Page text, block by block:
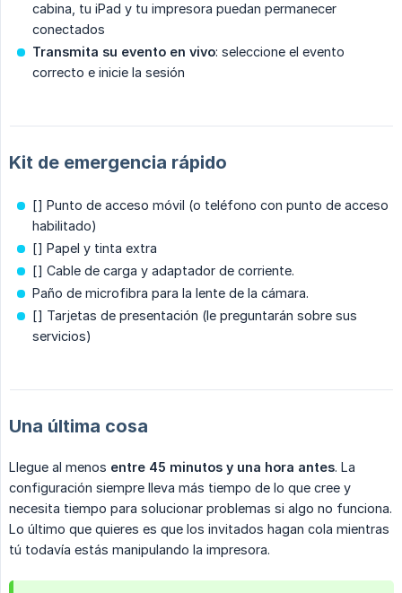
cabina, tu iPad y tu impresora puedan permanecer
conectados
Transmita su evento en vivo: seleccione el evento
correcto e inicie la sesión
Kit de emergencia rápido
[] Punto de acceso móvil (o teléfono con punto de acceso
habilitado)
[] Papel y tinta extra
[] Cable de carga y adaptador de corriente.
Paño de microfibra para la lente de la cámara.
[] Tarjetas de presentación (le preguntarán sobre sus
servicios)
Una última cosa
Llegue al menos entre 45 minutos y una hora antes. La
configuración siempre lleva más tiempo de lo que cree y
necesita tiempo para solucionar problemas si algo no funciona.
Lo último que quieres es que los invitados hagan cola mientras
tú todavía estás manipulando la impresora.